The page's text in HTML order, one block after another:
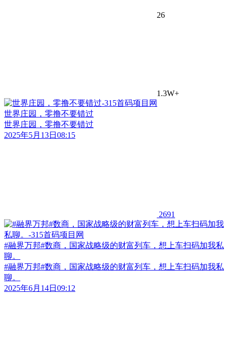
26
1.3W+
世界庄园，零撸不要错过
世界庄园，零撸不要错过
2025年5月13日08:15
2691
#融界万邦#数商，国家战略级的财富列车，想上车扫码加我私
聊。
#融界万邦#数商，国家战略级的财富列车，想上车扫码加我私
聊。
2025年6月14日09:12